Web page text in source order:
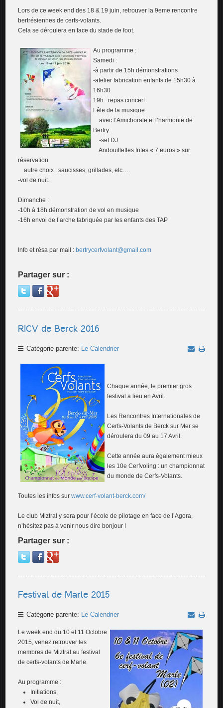
Lors de ce week end des 18 & 19 juin, retrouver la 9eme rencontre
bertrésiennes de cerfs-volants.
Cela se déroulera en face du stade de foot.
Au programme :
Samedi :
-à partir de 15h démonstrations
-atelier fabrication enfants de 15h30 à
16h30
19h : repas concert
Fête de la musique
avec l’Amichorale et l’harmonie de
Bertry .
-set DJ
Andouillettes frites « 7 euros » sur
réservation
autre choix : saucisses, grillades, etc….
-vol de nuit.
Dimanche :
-10h à 18h démonstration de vol en musique
-16h envoi de l’arche fabriquée par les enfants des TAP
Info et résa par mail : bertrycerfvolant@gmail.com
Partager sur :
RICV de Berck 2016
Catégorie parente: Le Calendrier
Chaque année, le premier gros
festival a lieu en Avril.
Les Rencontres Internationales de
Cerfs-Volants de Berck sur Mer se
déroulera du 09 au 17 Avril.
Cette année aura également mieux
les 10e Cerfvoling : un championnat
du monde de Cerfs-Volants.
Toutes les infos surwww.cerf-volant-berck.com/
Le club Miztral y sera pour l’école de pilotage en face de l’Agora,
n’hésitez pas à venir nous dire bonjour !
Partager sur :
Festival de Marle 2015
Catégorie parente: Le Calendrier
Le week end du 10 et 11 Octobre
2015, venez retrouver les
membres de Miztral au festival
de cerfs-volants de Marle.
Au programme :
Initiations,
Vol de nuit,